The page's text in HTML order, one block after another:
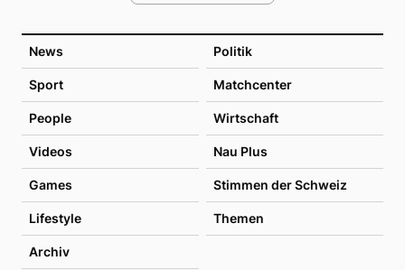
News Politik
Sport Matchcenter
People Wirtschaft
Videos Nau Plus
Games Stimmen der Schweiz
Lifestyle Themen
Archiv